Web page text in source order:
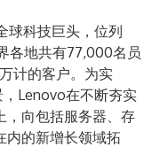
球科技巨头，位列
各地共有77,000名员
计的客户。为实
，Lenovo在不断夯实
，向包括服务器、存
内的新增长领域拓